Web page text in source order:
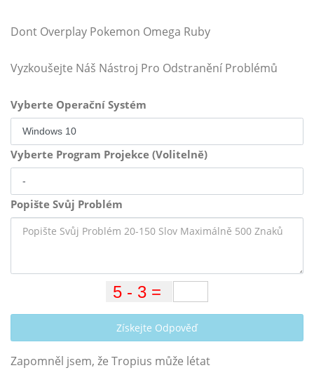
Dont Overplay Pokemon Omega Ruby
Vyzkoušejte Náš Nástroj Pro Odstranění Problémů
Vyberte Operační Systém
Vyberte Program Projekce (Volitelně)
Popište Svůj Problém
Získejte Odpověď
Zapomněl jsem, že Tropius může létat